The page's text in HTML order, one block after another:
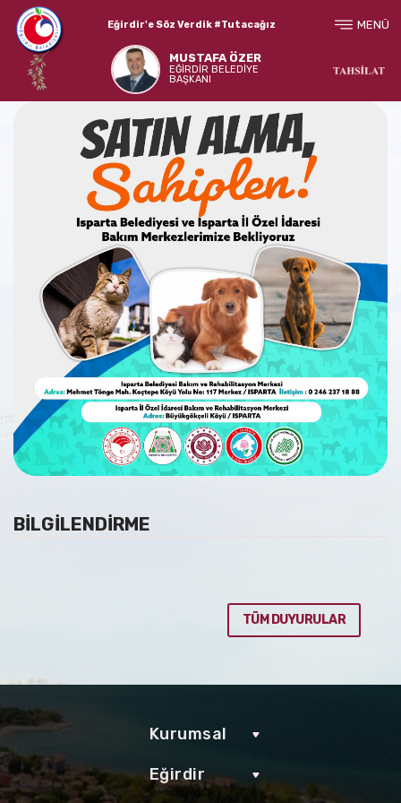
Eğirdir'e Söz Verdik #Tutacağız
MUSTAFA ÖZER
EĞİRDİR BELEDİYE
BAŞKANI
MENÜ
BİLGİLENDİRME
TÜM DUYURULAR
Kurumsal
Eğirdir